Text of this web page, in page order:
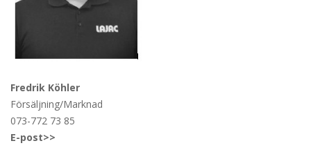
Fredrik Köhler
Försäljning/Marknad
073-772 73 85
E-post>>